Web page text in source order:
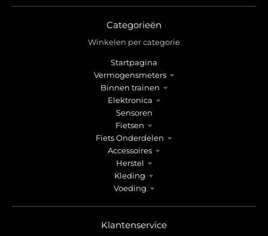
Categorieën
Winkelen per categorie
Startpagina
Vermogensmeters
Binnen trainen
Elektronica
Sensoren
Fietsen
Fiets Onderdelen
Accessoires
Herstel
Kleding
Voeding
Klantenservice